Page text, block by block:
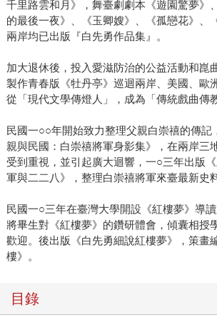
千里路雲和月》，舞臺劇劇本《遊園驚夢》
的最後一夜》、《玉卿嫂》、《孤戀花》、
兩岸均已出版『白先勇作品集』。
加大退休後，投入愛滋防治的公益活動和崑
製作青春版《牡丹亭》巡迴兩岸、美國、歐
從「現代文學傳燈人」，成為「傳統戲曲傳
民國一○○年開始致力整理父親白崇禧的傳記
親與民國：白崇禧將軍身影集》，在兩岸三
受到重視，並引起廣大迴響，一○三年出版
軍與二二八》，整理白崇禧將軍來臺最新史
民國一○三年在臺灣大學開設《紅樓夢》導
將畢生對《紅樓夢》的鑽研體會，傾囊相授
歡迎。後出版《白先勇細說紅樓夢》，策畫
樓》。
目錄